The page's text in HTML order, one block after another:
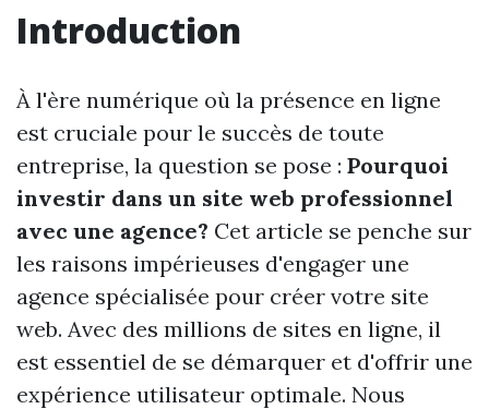
Introduction
À l'ère numérique où la présence en ligne
est cruciale pour le succès de toute
entreprise, la question se pose : Pourquoi
investir dans un site web professionnel
avec une agence? Cet article se penche sur
les raisons impérieuses d'engager une
agence spécialisée pour créer votre site
web. Avec des millions de sites en ligne, il
est essentiel de se démarquer et d'offrir une
expérience utilisateur optimale. Nous